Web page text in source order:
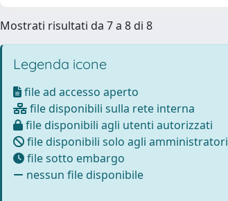
Mostrati risultati da 7 a 8 di 8
Legenda icone
file ad accesso aperto
file disponibili sulla rete interna
file disponibili agli utenti autorizzati
file disponibili solo agli amministratori
file sotto embargo
nessun file disponibile